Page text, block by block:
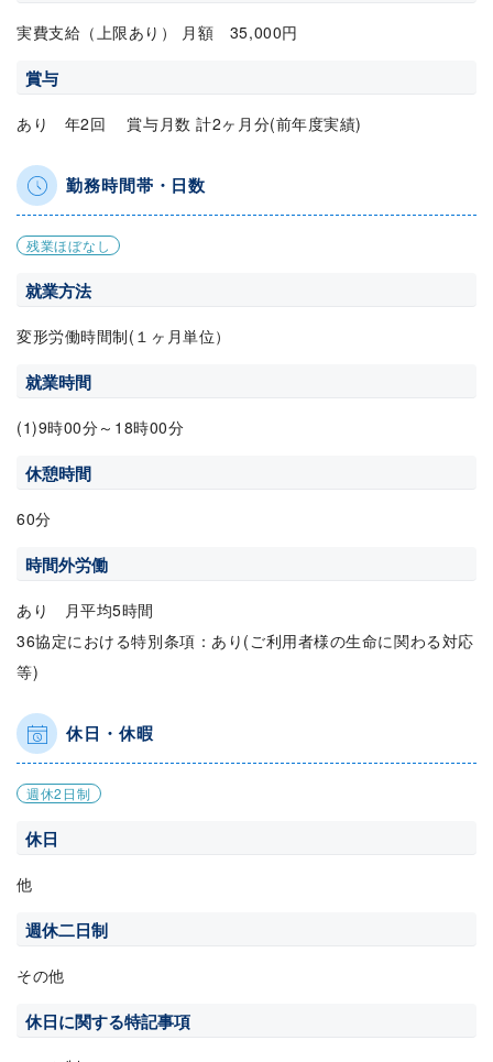
実費支給（上限あり） 月額 35,000円
賞与
あり 年2回 賞与月数 計2ヶ月分(前年度実績)
勤務時間帯・日数
残業ほぼなし
就業方法
変形労働時間制(１ヶ月単位）
就業時間
(1)9時00分～18時00分
休憩時間
60分
時間外労働
あり 月平均5時間
36協定における特別条項：あり(ご利用者様の生命に関わる対応
等)
休日・休暇
週休2日制
休日
他
週休二日制
その他
休日に関する特記事項